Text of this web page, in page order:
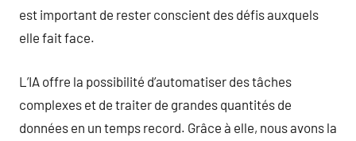
est important de rester conscient des défis auxquels
elle fait face.
L’IA offre la possibilité d’automatiser des tâches
complexes et de traiter de grandes quantités de
données en un temps record. Grâce à elle, nous avons la